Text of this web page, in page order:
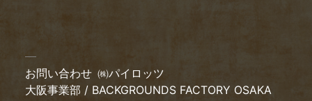
お問い合わせ ㈱パイロッツ
大阪事業部 / BACKGROUNDS FACTORY OSAKA